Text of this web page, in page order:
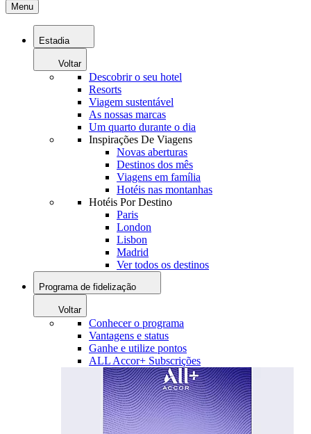
Menu
Estadia
Voltar
Descobrir o seu hotel
Resorts
Viagem sustentável
As nossas marcas
Um quarto durante o dia
Inspirações De Viagens
Novas aberturas
Destinos dos mês
Viagens em família
Hotéis nas montanhas
Hotéis Por Destino
Paris
London
Lisbon
Madrid
Ver todos os destinos
Programa de fidelização
Voltar
Conhecer o programa
Vantagens e status
Ganhe e utilize pontos
ALL Accor+ Subscrições